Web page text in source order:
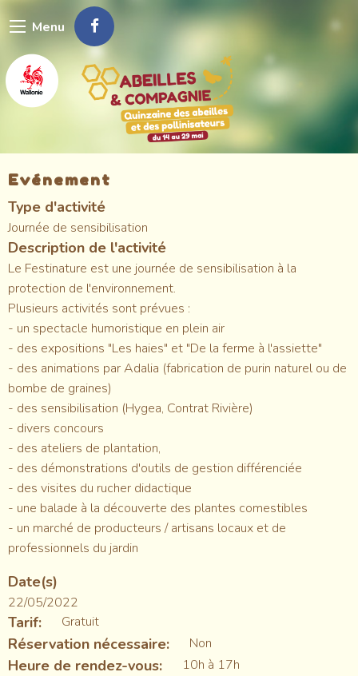
au
principal
Menu
Evénement
Type d'activité
Journée de sensibilisation
Description de l'activité
Le Festinature est une journée de sensibilisation à la
protection de l'environnement.
Plusieurs activités sont prévues :
- un spectacle humoristique en plein air
- des expositions "Les haies" et "De la ferme à l'assiette"
- des animations par Adalia (fabrication de purin naturel ou de
bombe de graines)
- des sensibilisation (Hygea, Contrat Rivière)
- divers concours
- des ateliers de plantation,
- des démonstrations d'outils de gestion différenciée
- des visites du rucher didactique
- une balade à la découverte des plantes comestibles
- un marché de producteurs / artisans locaux et de
professionnels du jardin
Date(s)
22/05/2022
Tarif Gratuit
Réservation nécessaire Non
Heure de rendez-vous 10h à 17h